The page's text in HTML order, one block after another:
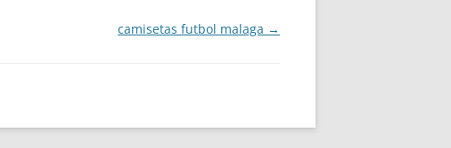
camisetas futbol malaga →